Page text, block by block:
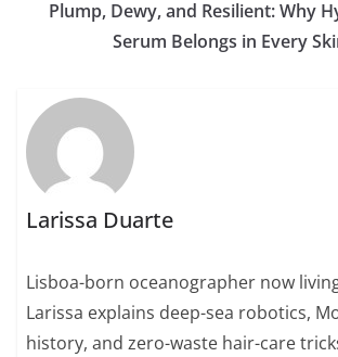
Plump, Dewy, and Resilient: Why
Serum Belongs in Every
Larissa Duarte
Lisboa-born oceanographer now
Larissa explains deep-sea robotics,
history, and zero-waste hair-care